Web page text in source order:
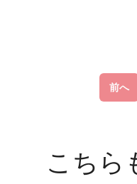
前へ
こちら